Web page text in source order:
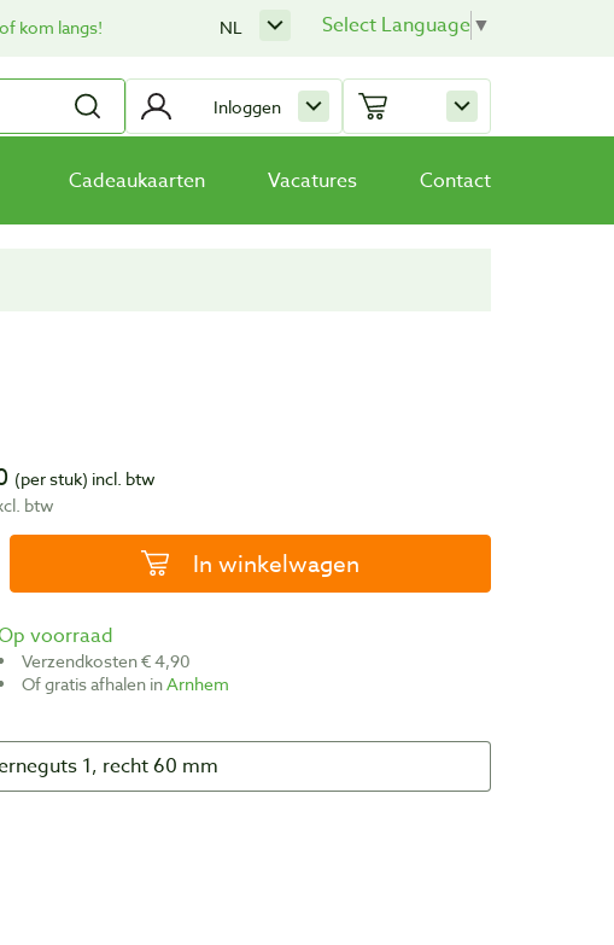
kom langs! Select Language▼
NL
Inloggen
Cadeaukaarten Vacatures Contact
(per stuk) incl. btw
btw
In winkelwagen
Op voorraad
Verzendkosten € 4,90
Of gratis afhalen inArnhem